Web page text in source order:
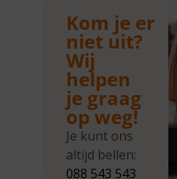
Kom je er
niet uit?
Wij
helpen
je graag
op weg!
Je kunt ons
altijd bellen:
088 543 543